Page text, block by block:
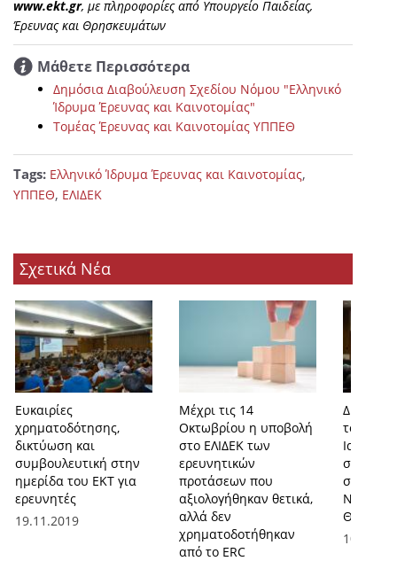
www.ekt.gr, με πληροφορίες από Υπουργείο Παιδείας,
Έρευνας και Θρησκευμάτων
Μάθετε Περισσότερα
Δημόσια Διαβούλευση Σχεδίου Νόμου "Ελληνικό
Ίδρυμα Έρευνας και Καινοτομίας"
Τομέας Έρευνας και Καινοτομίας ΥΠΠΕΘ
Tags: Ελληνικό Ίδρυμα Έρευνας και Καινοτομίας,
ΥΠΠΕΘ, ΕΛΙΔΕΚ
Σχετικά Νέα
Ευκαιρίες
χρηματοδότησης,
δικτύωση και
συμβουλευτική στην
ημερίδα του ΕΚΤ για
ερευνητές
19.11.2019
Μέχρι τις 14
Οκτωβρίου η υποβολή
στο ΕΛΙΔΕΚ των
ερευνητικών
προτάσεων που
αξιολογήθηκαν θετικά,
αλλά δεν
χρηματοδοτήθηκαν
από το ERC
του
στην
στην
Θανάτου